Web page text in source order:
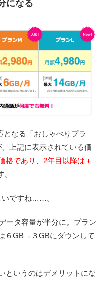
になる
となる「おしゃべりプラ
上記に表示されている価
格であり、2年目以降は＋
。
いですね……。
ータ容量が半分に。プラン
６GB→３GBにダウンして
というのはデメリットにな